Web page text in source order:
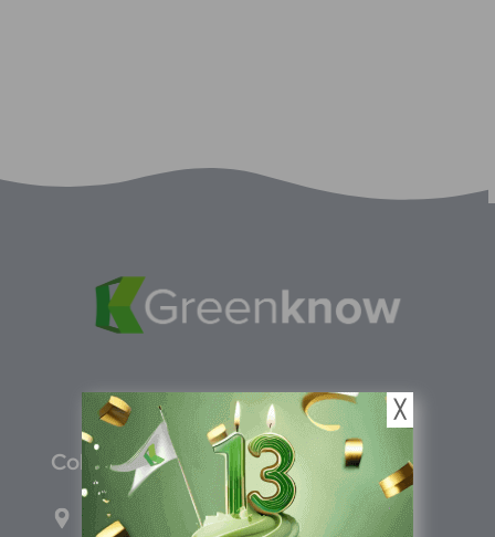
Colombia
Carrera 47A #95-56 oficina 305.
╳